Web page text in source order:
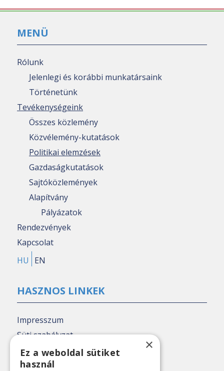
MENÜ
Rólunk
Jelenlegi és korábbi munkatársaink
Történetünk
Tevékenységeink
Összes közlemény
Közvélemény-kutatások
Politikai elemzések
Gazdaságkutatások
Sajtóközlemények
Alapítvány
Pályázatok
Rendezvények
Kapcsolat
HU
EN
HASZNOS LINKEK
Impresszum
Süti szabályzat
Adatkezelési tájékoztató
Nézőpont archív
×
Ez a weboldal sütiket
használ